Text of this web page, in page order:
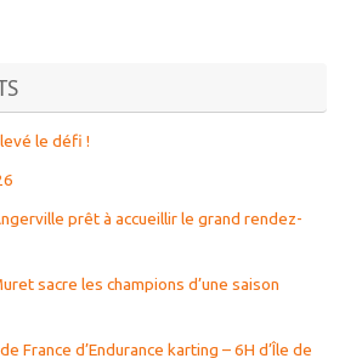
le défi !
prêt à accueillir le grand rendez-
sacre les champions d’une saison
France d’Endurance karting – 6H d’Île de